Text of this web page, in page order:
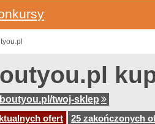
twoj-sklep
ofert
25 zakończonych